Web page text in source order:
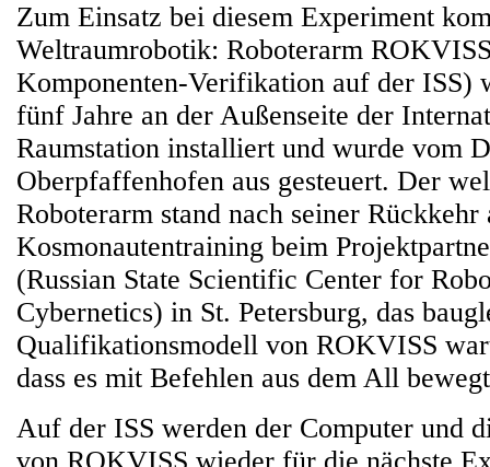
Zum Einsatz bei diesem Experiment
Weltraumrobotik: Roboterarm
Komponenten-Verifikation auf der ISS)
fünf Jahre an der Außenseite der
Raumstation installiert und wurde vom
Oberpfaffenhofen aus gesteuert. Der
Roboterarm stand nach seiner
Kosmonautentraining beim
(Russian State Scientific Center for
Cybernetics) in St. Petersburg, das
Qualifikationsmodell von ROKVISS
dass es mit Befehlen aus dem All
Auf der ISS werden der Computer und